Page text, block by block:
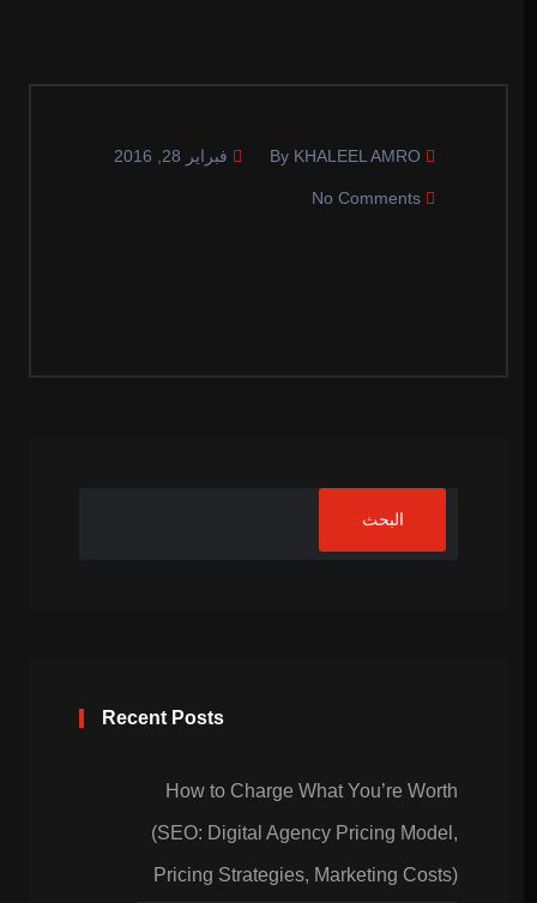
فبراير 28, 2016
البحث
Recent Posts
How to Charge What You’re Worth
(SEO: Digital Agency Pricing Model,
Pricing Strategies, Marketing Costs)